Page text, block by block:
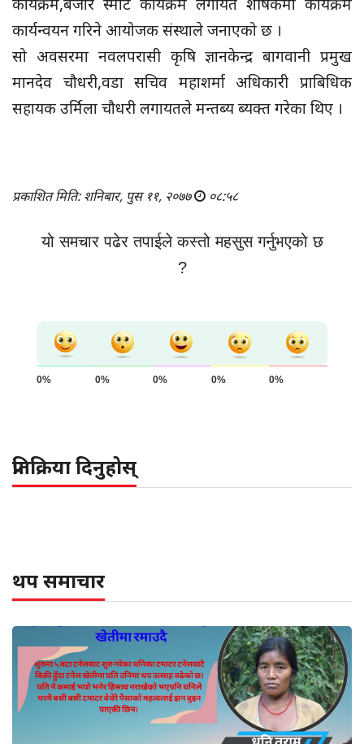
कार्यन्वयन गरिने आयोजक संस्थाले जनाएको छ ।
सो अवसरमा नवलपरासी कृषि ज्ञानकेन्द्र बागवानी प्रमुख
मानदेव चौधरी,वडा सचिव महाशर्मा अधिकारी प्राबिधिक
सहायक उर्मिला चौधरी लगायतले मन्तब्य ब्यक्त गरेका थिए ।
प्रकाशित मिति: शनिबार, पुस ११, २०७७ ०८:५८
यो समचार पढेर तपाईले कस्तो महसुस गर्नुभएको छ
?
0% 0% 0% 0% 0%
प्रतिक्रिया दिनुहोस्
थप समाचार